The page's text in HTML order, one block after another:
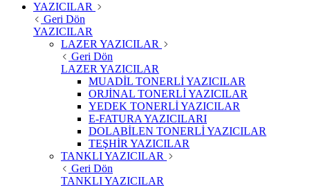
YAZICILAR
Geri Dön
YAZICILAR
LAZER YAZICILAR
Geri Dön
LAZER YAZICILAR
MUADİL TONERLİ YAZICILAR
ORJİNAL TONERLİ YAZICILAR
YEDEK TONERLİ YAZICILAR
E-FATURA YAZICILARI
DOLABİLEN TONERLİ YAZICILAR
TEŞHİR YAZICILAR
TANKLI YAZICILAR
Geri Dön
TANKLI YAZICILAR